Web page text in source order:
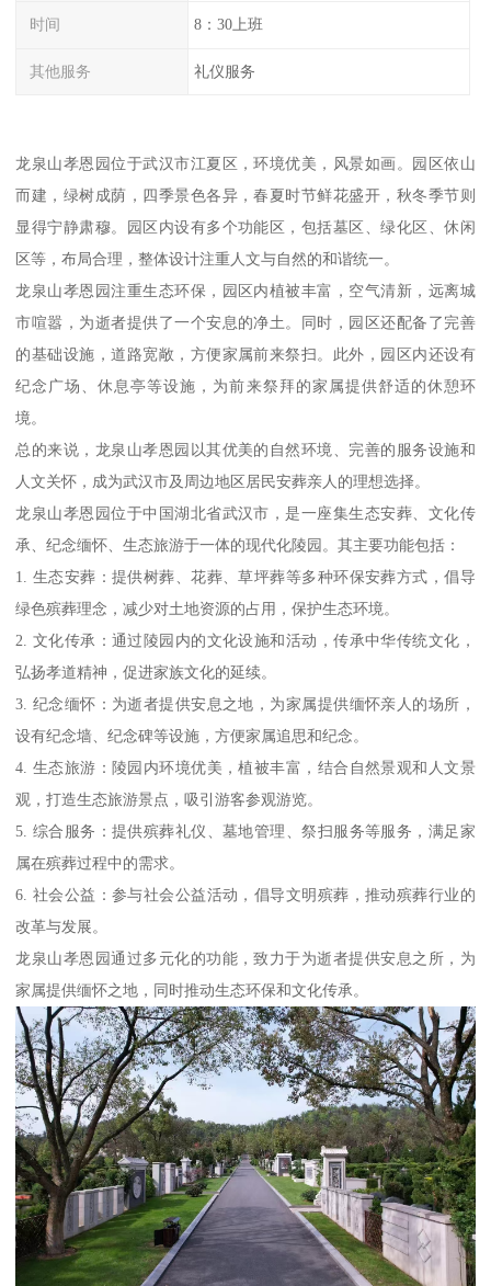
时间 8：30上班
其他服务 礼仪服务
龙泉山孝恩园位于武汉市江夏区，环境优美，风景如画。园区依山
而建，绿树成荫，四季景色各异，春夏时节鲜花盛开，秋冬季节则
显得宁静肃穆。园区内设有多个功能区，包括墓区、绿化区、休闲
区等，布局合理，整体设计注重人文与自然的和谐统一。
龙泉山孝恩园注重生态环保，园区内植被丰富，空气清新，远离城
市喧嚣，为逝者提供了一个安息的净土。同时，园区还配备了完善
的基础设施，道路宽敞，方便家属前来祭扫。此外，园区内还设有
纪念广场、休息亭等设施，为前来祭拜的家属提供舒适的休憩环
境。
总的来说，龙泉山孝恩园以其优美的自然环境、完善的服务设施和
人文关怀，成为武汉市及周边地区居民安葬亲人的理想选择。
龙泉山孝恩园位于中国湖北省武汉市，是一座集生态安葬、文化传
承、纪念缅怀、生态旅游于一体的现代化陵园。其主要功能包括：
1. 生态安葬：提供树葬、花葬、草坪葬等多种环保安葬方式，倡导
绿色殡葬理念，减少对土地资源的占用，保护生态环境。
2. 文化传承：通过陵园内的文化设施和活动，传承中华传统文化，
弘扬孝道精神，促进家族文化的延续。
3. 纪念缅怀：为逝者提供安息之地，为家属提供缅怀亲人的场所，
设有纪念墙、纪念碑等设施，方便家属追思和纪念。
4. 生态旅游：陵园内环境优美，植被丰富，结合自然景观和人文景
观，打造生态旅游景点，吸引游客参观游览。
5. 综合服务：提供殡葬礼仪、墓地管理、祭扫服务等服务，满足家
属在殡葬过程中的需求。
6. 社会公益：参与社会公益活动，倡导文明殡葬，推动殡葬行业的
改革与发展。
龙泉山孝恩园通过多元化的功能，致力于为逝者提供安息之所，为
家属提供缅怀之地，同时推动生态环保和文化传承。